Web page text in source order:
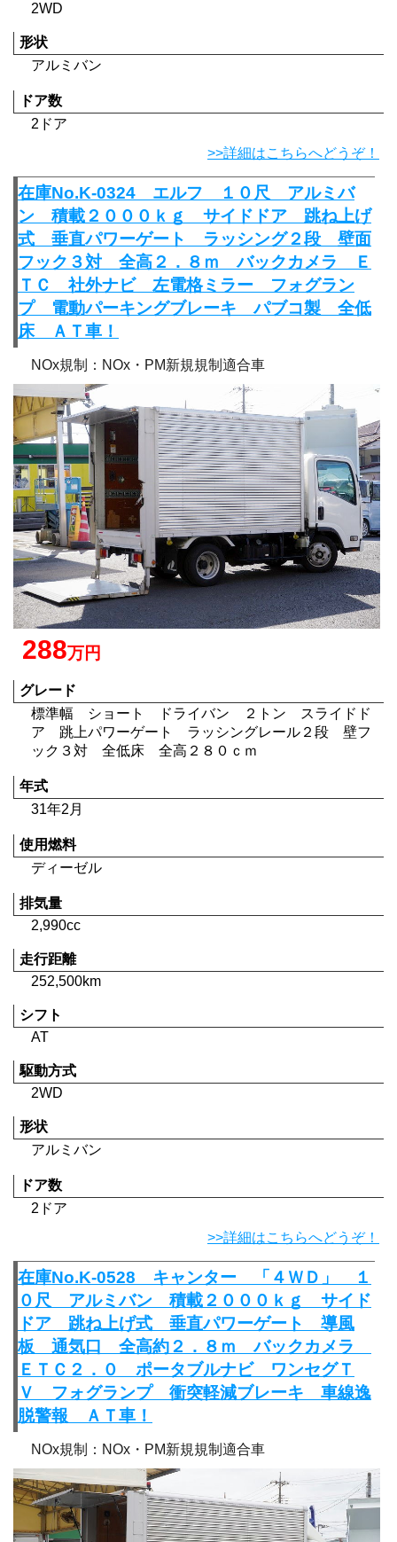
2WD
形状
アルミバン
ドア数
2ドア
>>詳細はこちらへどうぞ！
在庫No.K-0324 エルフ １０尺 アルミバ
ン 積載２０００ｋｇ サイドドア 跳ね上げ
式 垂直パワーゲート ラッシング２段 壁面
フック３対 全高２．８ｍ バックカメラ Ｅ
ＴＣ 社外ナビ 左電格ミラー フォグラン
プ 電動パーキングブレーキ パブコ製 全低
床 ＡＴ車！
NOx規制：NOx・PM新規規制適合車
288万円
グレード
標準幅 ショート ドライバン ２トン スライドド
ア 跳上パワーゲート ラッシングレール２段 壁フ
ック３対 全低床 全高２８０ｃｍ
年式
31年2月
使用燃料
ディーゼル
排気量
2,990cc
走行距離
252,500km
シフト
AT
駆動方式
2WD
形状
アルミバン
ドア数
2ドア
>>詳細はこちらへどうぞ！
在庫No.K-0528 キャンター 「４ＷＤ」 １
０尺 アルミバン 積載２０００ｋｇ サイド
ドア 跳ね上げ式 垂直パワーゲート 導風
板 通気口 全高約２．８ｍ バックカメラ
ＥＴＣ２．０ ポータブルナビ ワンセグＴ
Ｖ フォグランプ 衝突軽減ブレーキ 車線逸
脱警報 ＡＴ車！
NOx規制：NOx・PM新規規制適合車